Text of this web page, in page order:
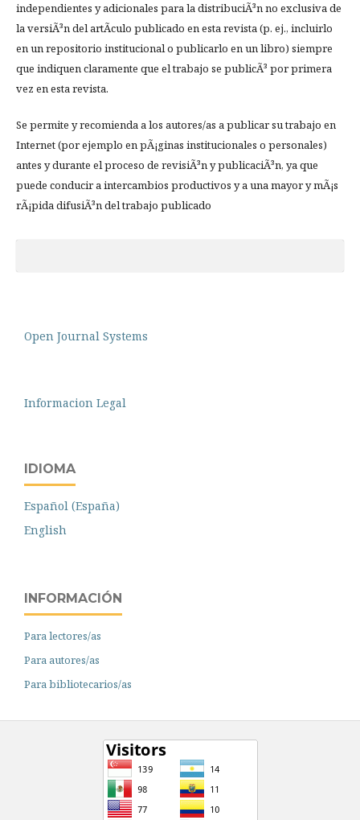
independientes y adicionales para la distribuciÃ³n no exclusiva de
la versiÃ³n del artÃ­culo publicado en esta revista (p. ej., incluirlo
en un repositorio institucional o publicarlo en un libro) siempre
que indiquen claramente que el trabajo se publicÃ³ por primera
vez en esta revista.
Se permite y recomienda a los autores/as a publicar su trabajo en
Internet (por ejemplo en pÃ¡ginas institucionales o personales)
antes y durante el proceso de revisiÃ³n y publicaciÃ³n, ya que
puede conducir a intercambios productivos y a una mayor y mÃ¡s
rÃ¡pida difusiÃ³n del trabajo publicado
Open Journal Systems
Informacion Legal
IDIOMA
Español (España)
English
INFORMACIÓN
Para lectores/as
Para autores/as
Para bibliotecarios/as